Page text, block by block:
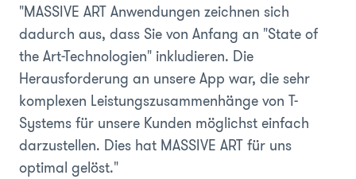
"MASSIVE ART Anwendungen zeichnen sich
dadurch aus, dass Sie von Anfang an "State of
the Art-Technologien" inkludieren. Die
Herausforderung an unsere App war, die sehr
komplexen Leistungszusammenhänge von T-
Systems für unsere Kunden möglichst einfach
darzustellen. Dies hat MASSIVE ART für uns
optimal gelöst."